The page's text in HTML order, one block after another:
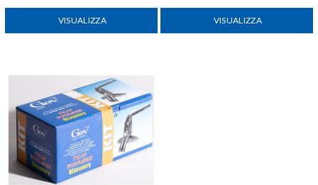
VISUALIZZA VISUALIZZA